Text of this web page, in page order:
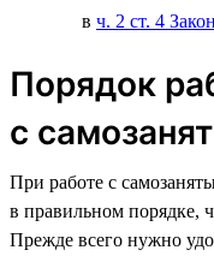
в ч. 2 ст. 4
Порядок
с
При работе с
в правильном порядке,
Прежде всего нужно